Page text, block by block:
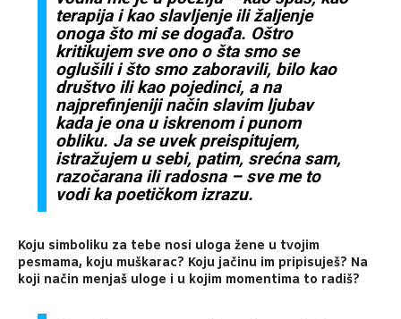
terapija i kao slavljenje ili žaljenje
onoga što mi se događa. Oštro
kritikujem sve ono o šta smo se
oglušili i što smo zaboravili, bilo kao
društvo ili kao pojedinci, a na
najprefinjeniji način slavim ljubav
kada je ona u iskrenom i punom
obliku. Ja se uvek preispitujem,
istražujem u sebi, patim, srećna sam,
razočarana ili radosna – sve me to
vodi ka poetičkom izrazu.
Koju simboliku za tebe nosi uloga žene u tvojim
pesmama, koju muškarac? Koju jačinu im pripisuješ? Na
koji način menjaš uloge i u kojim momentima to radiš?